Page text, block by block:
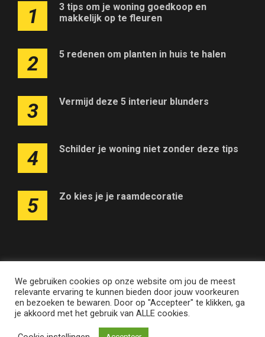
1
3 tips om je woning goedkoop en
makkelijk op te fleuren
2 5 redenen om planten in huis te halen
3 Vermijd deze 5 interieur blunders
4 Schilder je woning niet zonder deze tips
5 Zo kies je je raamdecoratie
Adverteren op deze website Contact
Disclaimer
Nieuwsbrief
Privacy
We gebruiken cookies op onze website om jou de meest
relevante ervaring te kunnen bieden door jouw voorkeuren
en bezoeken te bewaren. Door op "Accepteer" te klikken, ga
je akkoord met het gebruik van ALLE cookies.